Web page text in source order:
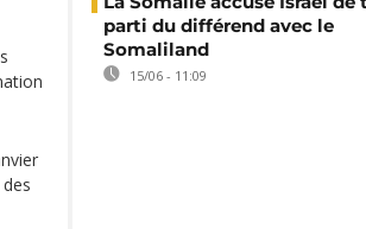
parti du différend avec le
Somaliland
15/06 - 11:09